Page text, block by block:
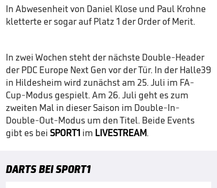
In Abwesenheit von Daniel Klose und Paul Krohne
kletterte er sogar auf Platz 1 der Order of Merit.
In zwei Wochen steht der nächste Double-Header
der PDC Europe Next Gen vor der Tür. In der Halle39
in Hildesheim wird zunächst am 25. Juli im FA-
Cup-Modus gespielt. Am 26. Juli geht es zum
zweiten Mal in dieser Saison im Double-In-
Double-Out-Modus um den Titel. Beide Events
gibt es bei SPORT1 im LIVESTREAM.
DARTS BEI SPORT1